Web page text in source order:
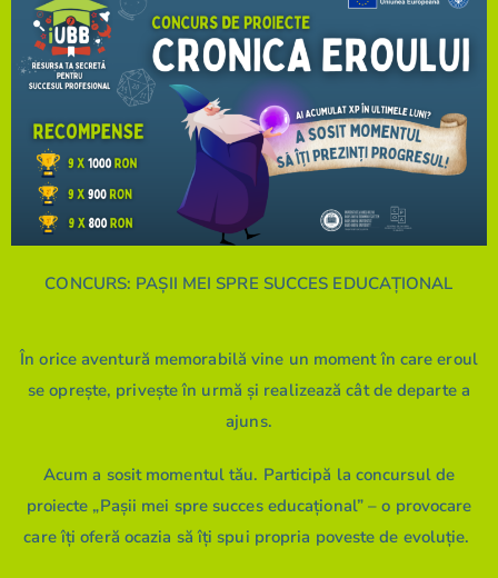
CONCURS: PAȘII MEI SPRE SUCCES EDUCAȚIONAL
În orice aventură memorabilă vine un moment în care eroul
se oprește, privește în urmă și realizează cât de departe a
ajuns.
Acum a sosit momentul tău. Participă la concursul de
proiecte „Pașii mei spre succes educațional” – o provocare
care îți oferă ocazia să îți spui propria poveste de evoluție.